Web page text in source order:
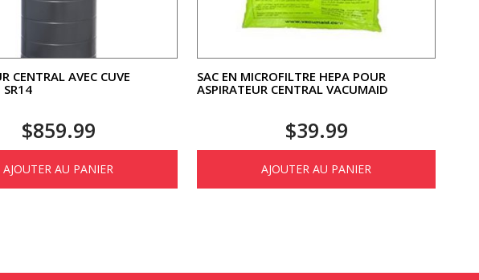
CENTRAL AVEC CUVE
SR14
$859.99
AJOUTER AU PANIER
SAC EN MICROFILTRE HEPA POUR
ASPIRATEUR CENTRAL VACUMAID
$39.99
AJOUTER AU PANIER